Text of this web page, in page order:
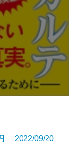
2022/09/20